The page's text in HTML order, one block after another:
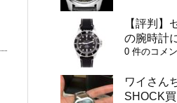
【評判】
の腕時計
0 件のコメ
ワイさん
SHOCK